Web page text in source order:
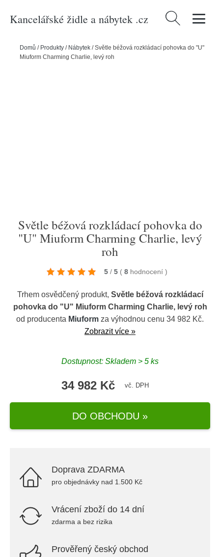
Kancelářské židle a nábytek .cz Vyhledávání
Domů / Produkty / Nábytek /Světle béžová rozkládací pohovka do "U"
Miuform Charming Charlie, levý roh
Světle béžová rozkládací pohovka do
"U" Miuform Charming Charlie, levý
roh
5 / 5 ( 8 hodnocení )
Trhem osvědčený produkt, Světle béžová rozkládací
pohovka do "U" Miuform Charming Charlie, levý roh
od producenta Miuform za výhodnou cenu 34 982 Kč.
Zobrazit více »
Dostupnost: Skladem > 5 ks
34 982 Kč vč. DPH
DO OBCHODU »
Doprava ZDARMA
pro objednávky nad 1.500 Kč
Vrácení zboží do 14 dní
zdarma a bez rizika
Prověřený český obchod